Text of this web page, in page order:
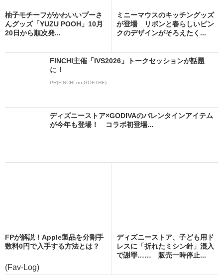
柚子モチーフがかわいいプーさ
んグッズ「YUZU POOH」10月
20日から順次発...
ミニーマウスのキッチングッズ
が登場 リボンと春らしいピン
クのデザインがそろえたく...
FINCHI主催「IVS2026」トークセッションが話題
に！
PR(FINCHI on GOETHE)
ディズニーストア×GODIVAのバレンタインアイテム
が今年も登場！ コラボ初登場...
FPが解説！Apple製品を分割手
数料0円で入手する方法とは？
(Fav-Log)
ディズニーストア、子ども用ド
レスに「折れたミシン針」混入
で謝罪…… 販売一時停止...